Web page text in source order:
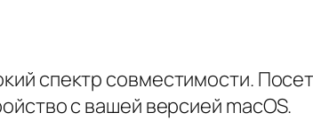
спектр совместимости.
с вашей версией macOS.